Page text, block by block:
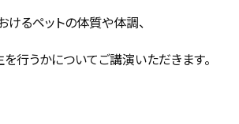
るペットの体質や体調、
行うかについてご講演いただきます。